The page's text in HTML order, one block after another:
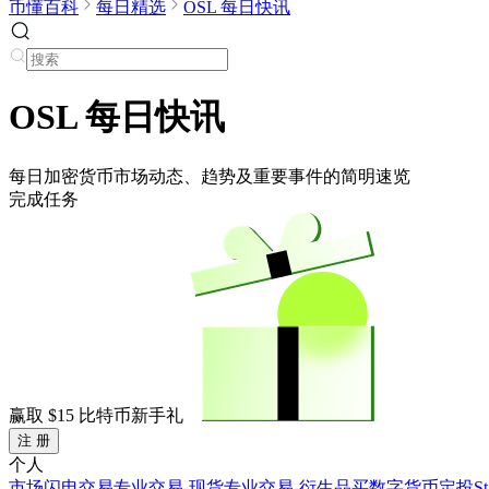
币懂百科 每日精选 OSL 每日快讯
OSL 每日快讯
每日加密货币市场动态、趋势及重要事件的简明速览
完成任务
赢取 $15 比特币新手礼
注 册
个人